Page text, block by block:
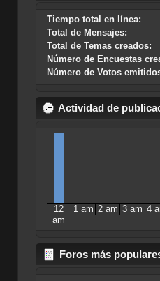
Tiempo total en línea:
Total de Mensajes:
Total de Temas creados:
Número de Encuestas
Número de Votos
Actividad de
12
am
1 am 2 am 3 am 4
Foros más